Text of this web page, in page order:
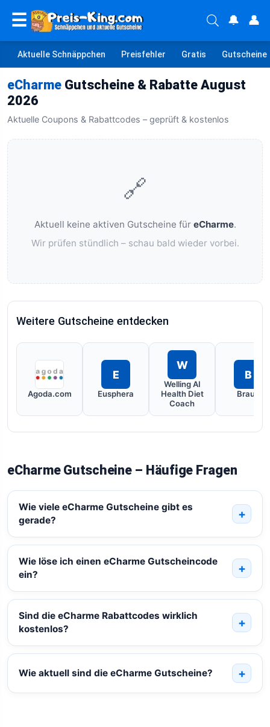
☰ 🔔 👤
Aktuelle Schnäppchen Preisfehler Gratis Gutscheine
eCharme Gutscheine & Rabatte August
2026
Aktuelle Coupons & Rabattcodes – geprüft & kostenlos
🔗
Aktuell keine aktiven Gutscheine für eCharme.
Wir prüfen stündlich – schau bald wieder vorbei.
Weitere Gutscheine entdecken
Agoda.com
E
Eusphera
W
Welling AI
Health Diet
Coach
B
Braun
eCharme Gutscheine – Häufige Fragen
Wie viele eCharme Gutscheine gibt es
gerade?
Wie löse ich einen eCharme Gutscheincode
ein?
Sind die eCharme Rabattcodes wirklich
kostenlos?
Wie aktuell sind die eCharme Gutscheine?